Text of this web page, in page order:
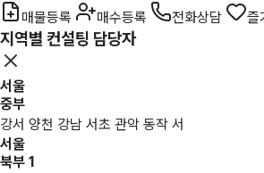
매물등록
매수등록 전화상담 즐
지역별 컨설팅 담당자
서울
중부
강서 양천 강남 서초 관악 동작 서
서울
북부 1